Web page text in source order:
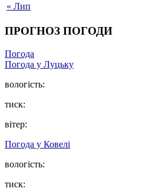
« Лип
ПРОГНОЗ ПОГОДИ
Погода
Погода у Луцьку
вологість:
тиск:
вітер:
Погода у Ковелі
вологість:
тиск: